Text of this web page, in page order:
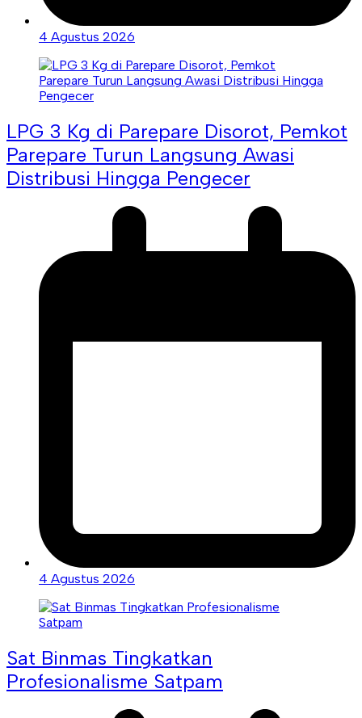
4 Agustus 2026
LPG 3 Kg di Parepare Disorot, Pemkot
Parepare Turun Langsung Awasi
Distribusi Hingga Pengecer
4 Agustus 2026
Sat Binmas Tingkatkan
Profesionalisme Satpam